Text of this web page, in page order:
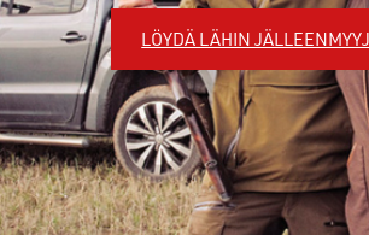
LÖYDÄ LÄHIN